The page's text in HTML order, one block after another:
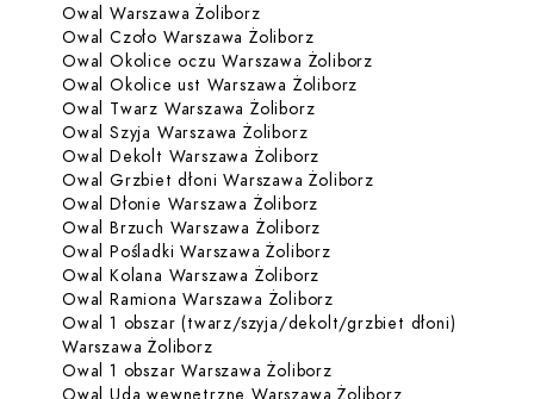
Zabiegi dla Owal Warszawa Żoliborz
Owal Warszawa ŻoliborzDowiedz się więcej o Owal
Owal Czoło Warszawa ŻoliborzDowiedz się więcej o
Owal Okolice oczu Warszawa Żoliborz
Owal Okolice ust Warszawa Żoliborz
Owal Twarz Warszawa ŻoliborzDowiedz się więcej o
Owal Szyja Warszawa ŻoliborzDowiedz się więcej o Owal
Owal Dekolt Warszawa Żoliborz
Owal Grzbiet dłoni Warszawa ŻoliborzDowiedz się
Owal Dłonie Warszawa Żoliborz
Owal Brzuch Warszawa Żoliborz
Owal Pośladki Warszawa ŻoliborzDowiedz się więcej o
Owal Kolana Warszawa Żoliborz
Owal Ramiona Warszawa Żoliborz
Owal 1 obszar (twarz/szyja/dekolt/grzbiet dłoni)
Warszawa ŻoliborzDowiedz się więcej o Owal 1 obszar
Owal 1 obszar Warszawa ŻoliborzDowiedz się więcej o
Dowiedz się